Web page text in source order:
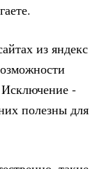
из яндекс
-
полезны для